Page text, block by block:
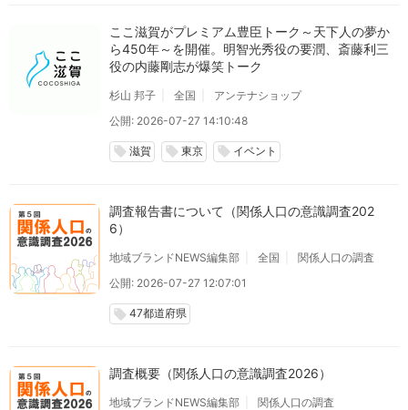
ここ滋賀がプレミアム豊臣トーク～天下人の夢か
ら450年～を開催。明智光秀役の要潤、斎藤利三
役の内藤剛志が爆笑トーク
杉山 邦子 全国
アンテナショップ
公開: 2026-07-27 14:10:48
local_offer 滋賀 local_offer 東京 local_offer イベント
調査報告書について（関係人口の意識調査202
6）
地域ブランドNEWS編集部 全国
関係人口の調査
公開: 2026-07-27 12:07:01
local_offer 47都道府県
調査概要（関係人口の意識調査2026）
地域ブランドNEWS編集部
関係人口の調査